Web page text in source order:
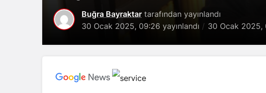
Buğra Bayraktar tarafından yayınlandı
30 Ocak 2025, 09:26 yayınlandı 30 Ocak 2025,